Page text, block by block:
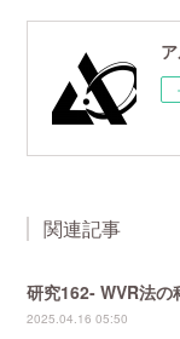
関連記事
研究162- WVR法の
2025.04.16 05:50